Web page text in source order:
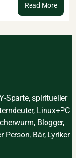
Read More:
Sparte, spiritueller
Linux+PC
Blogger,
Person, Bär, Lyriker